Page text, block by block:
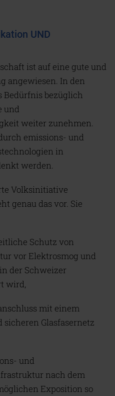
UND
ist auf eine gute und
angewiesen. In den
Bedürfnis bezüglich
und
weiter zunehmen.
emissions- und
in
werden.
Volksinitiative
genau das vor. Sie
Schutz von
vor Elektrosmog und
der Schweizer
wird,
mit einem
Glasfasernetz
und
nach dem
Exposition so